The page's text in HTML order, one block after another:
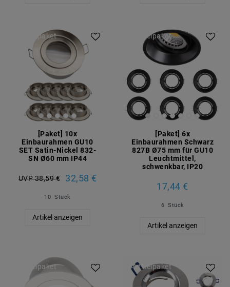
Artikelpaket
[Paket] 10x
Einbaurahmen GU10
SET Satin-Nickel 832-
SN Ø60 mm IP44
UVP 38,59 € 32,58 €
10 Stück
Artikel anzeigen
Artikelpaket
[Paket] 6x
Einbaurahmen Schwarz
827B Ø75 mm für GU10
Leuchtmittel,
schwenkbar, IP20
17,44 €
6 Stück
Artikel anzeigen
Artikelpaket Artikelpaket